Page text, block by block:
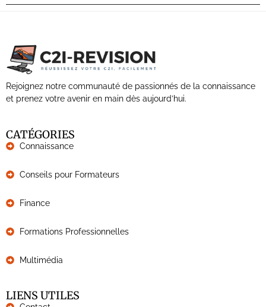
Rejoignez notre communauté de passionnés de la connaissance
et prenez votre avenir en main dès aujourd’hui.
CATÉGORIES
Connaissance
Conseils pour Formateurs
Finance
Formations Professionnelles
Multimédia
LIENS UTILES